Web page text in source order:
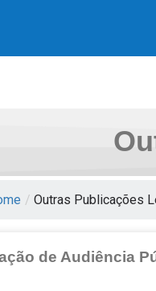
/ Outras Publicações
de Audiência